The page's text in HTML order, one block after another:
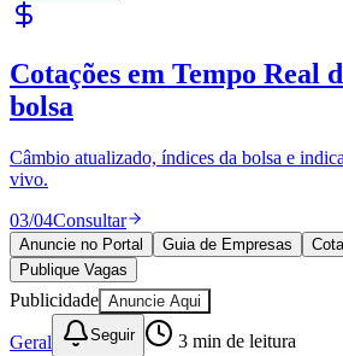
Publicidade Legal
Política
Esportes
Cultura
Meio Ambiente
Obras
Educação
Bairros de Barueri
Cotações em Tempo Real
bolsa
Câmbio atualizado, índices da bolsa e
vivo.
03/04Consultar
Anuncie no Portal Guia de Empresas
Publique Vagas
Publicidade Anuncie Aqui
Geral Seguir 3 min de leitura